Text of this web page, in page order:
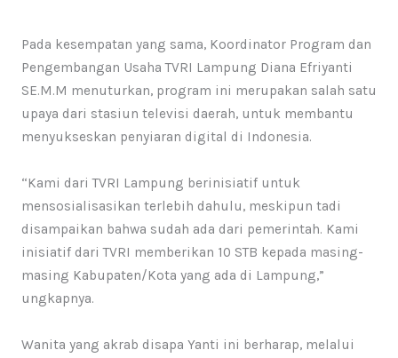
Pada kesempatan yang sama, Koordinator Program dan
Pengembangan Usaha TVRI Lampung Diana Efriyanti
SE.M.M menuturkan, program ini merupakan salah satu
upaya dari stasiun televisi daerah, untuk membantu
menyukseskan penyiaran digital di Indonesia.
“Kami dari TVRI Lampung berinisiatif untuk
mensosialisasikan terlebih dahulu, meskipun tadi
disampaikan bahwa sudah ada dari pemerintah. Kami
inisiatif dari TVRI memberikan 10 STB kepada masing-
masing Kabupaten/Kota yang ada di Lampung,”
ungkapnya.
Wanita yang akrab disapa Yanti ini berharap, melalui